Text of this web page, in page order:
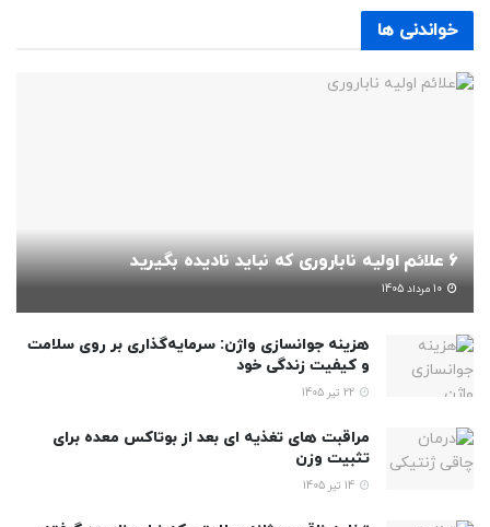
خواندنی ها
6 علائم اولیه ناباروری که نباید نادیده بگیرید
هزینه جوانسازی واژن: سرمایه‌گذاری بر روی سلامت
و کیفیت زندگی خود
مراقبت های تغذیه ای بعد از بوتاکس معده برای
تثبیت وزن